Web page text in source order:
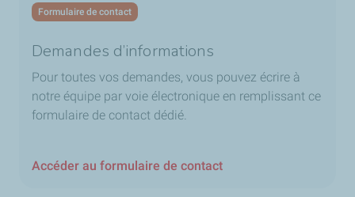
Formulaire de contact
Demandes d’informations
Pour toutes vos demandes, vous pouvez écrire à
notre équipe par voie électronique en remplissant ce
formulaire de contact dédié.​
Accéder au formulaire de contact